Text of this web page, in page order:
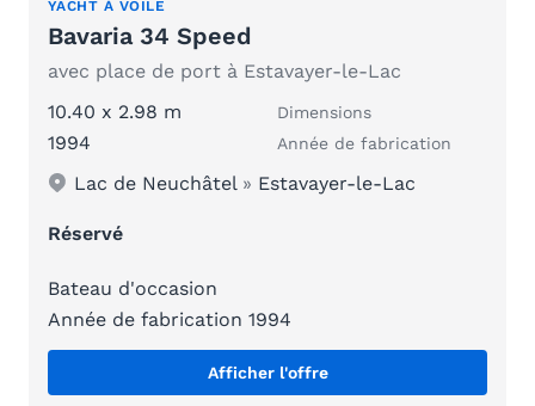
YACHT À VOILE
Bavaria 34 Speed
avec place de port à Estavayer-le-Lac
10.40 x 2.98 m
Dimensions
1994 Année de fabrication
Lac de Neuchâtel» Estavayer-le-Lac
Réservé
Bateau d'occasion
Année de fabrication 1994
Afficher l'offre